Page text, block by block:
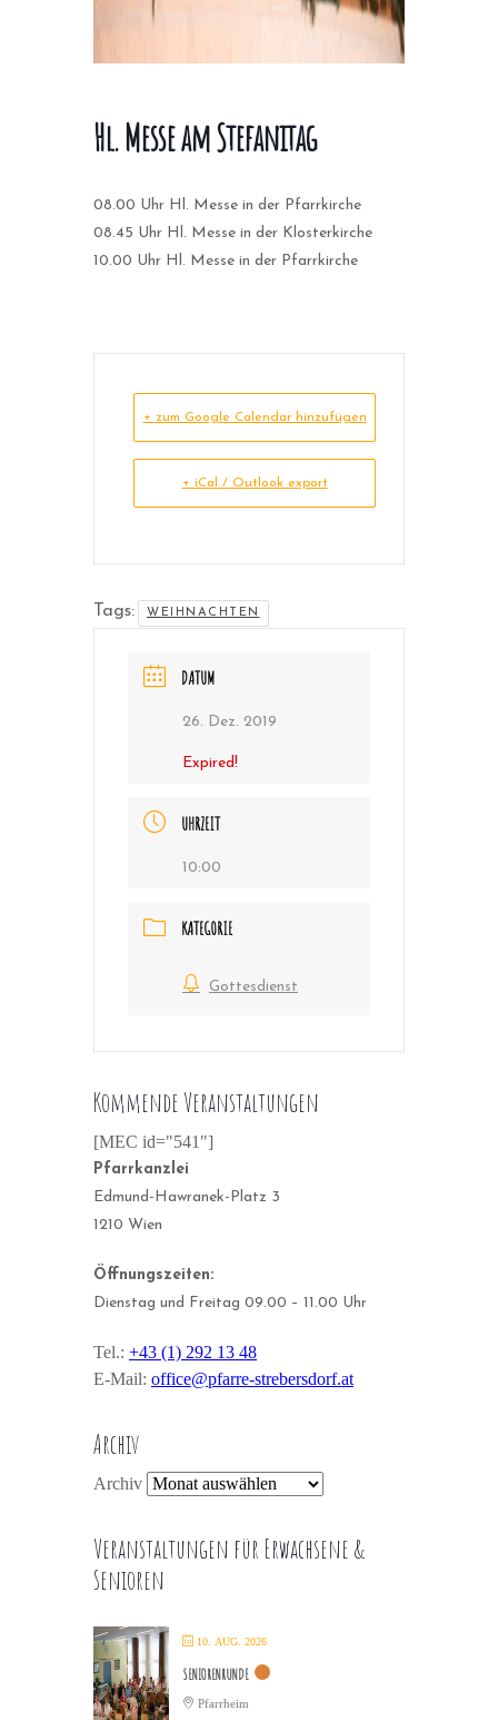
Hl. Messe am Stefanitag
08.00 Uhr Hl. Messe in der Pfarrkirche
08.45 Uhr Hl. Messe in der Klosterkirche
10.00 Uhr Hl. Messe in der Pfarrkirche
+ zum Google Calendar hinzufügen
+ iCal / Outlook export
Tags: WEIHNACHTEN
DATUM
26. Dez. 2019
Expired!
UHRZEIT
10:00
KATEGORIE
Gottesdienst
Kommende Veranstaltungen
[MEC id="541"]
Pfarrkanzlei
Edmund-Hawranek-Platz 3
1210 Wien
Öffnungszeiten:
Dienstag und Freitag 09.00 – 11.00 Uhr
Tel.: +43 (1) 292 13 48
E-Mail: office@pfarre-strebersdorf.at
Archiv
Archiv
Veranstaltungen für Erwachsene &
Senioren
10. AUG. 2026
SENIORENRUNDE
Pfarrheim